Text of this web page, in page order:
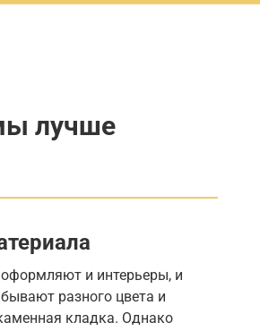
лучше
и интерьеры, и
разного цвета и
кладка. Однако